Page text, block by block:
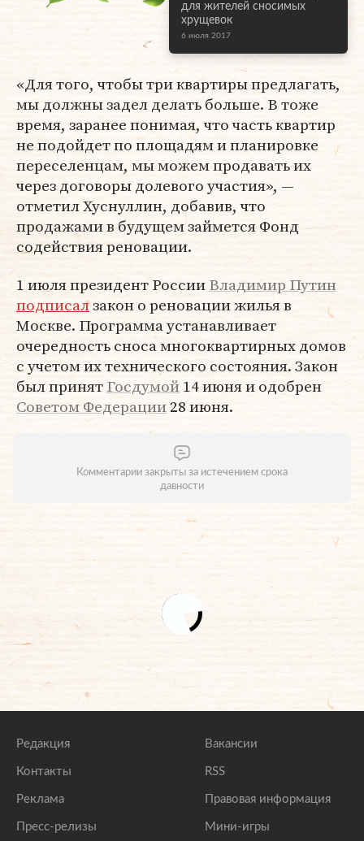
для жителей сносимых
хрущевок
6 июля 2017
«Для того, чтобы три квартиры предлагать,
мы должны задел делать больше. В тоже
время, заранее понимая, что часть квартир
не подойдет по площадям и планировке
переселенцам, мы можем продавать их
через договоры долевого участия», —
отметил Хуснуллин, добавив, что
продажами в будущем займется Фонд
содействия реновации.
1 июля президент РоссииВладимир Путин
подписалзакон о реновации жилья в
Москве. Программа устанавливает
очередность сноса многоквартирных домов
с учетом их технического состояния. Закон
был принятГосдумой14 июня и одобрен
Советом Федерации28 июня.
Комментарии закрыты за истечением срока
давности
Редакция
Контакты
Реклама
Пресс-релизы
Вакансии
RSS
Правовая информация
Мини-игры